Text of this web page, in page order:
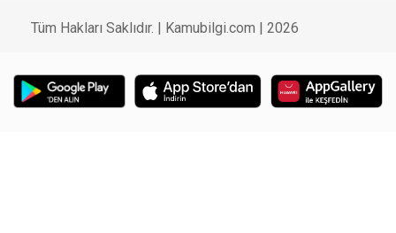
Tüm Hakları Saklıdır. | Kamubilgi.com | 2026